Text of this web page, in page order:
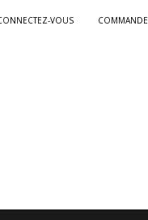
COMMANDE
VOUS